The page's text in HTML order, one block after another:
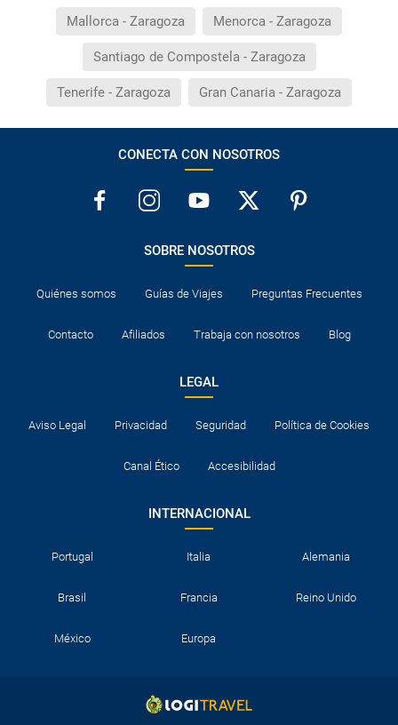
Mallorca - Zaragoza Menorca - Zaragoza
Santiago de Compostela - Zaragoza
Tenerife - Zaragoza Gran Canaria - Zaragoza
CONECTA CON NOSOTROS
SOBRE NOSOTROS
Quiénes somos Guías de Viajes Preguntas Frecuentes
Contacto Afiliados Trabaja con nosotros Blog
LEGAL
Aviso Legal Privacidad Seguridad Política de Cookies
Canal Ético Accesibilidad
INTERNACIONAL
Portugal Italia Alemania
Brasil Francia Reino Unido
México Europa